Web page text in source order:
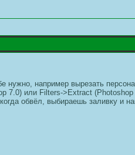
нужно, например вырезать
7.0) или Filters->Extract
обвёл, выбираешь заливку и